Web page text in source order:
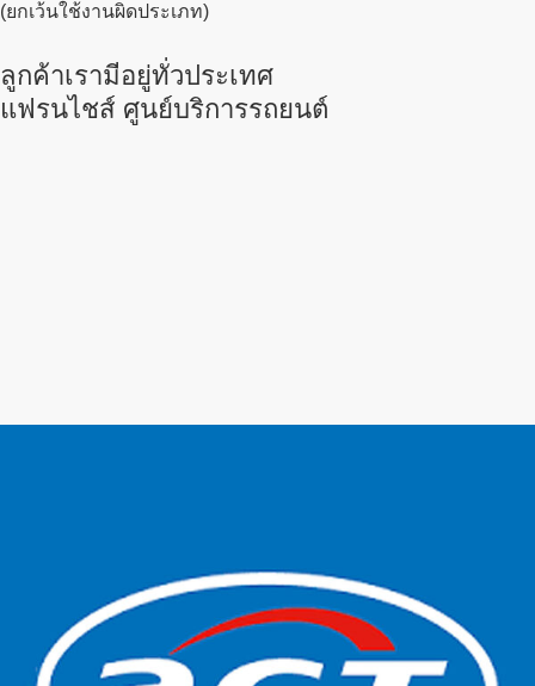
(ยกเว้นใช้งานผิดประเภท)
ลูกค้าเรามีอยู่ทั่วประเทศ
แฟรนไชส์ ศูนย์บริการรถยนต์